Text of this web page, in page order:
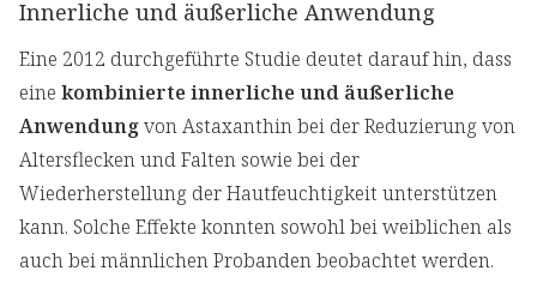
Innerliche und äußerliche Anwendung
Eine 2012 durchgeführte Studie deutet darauf hin, dass
eine kombinierte innerliche und äußerliche
Anwendungvon Astaxanthin bei der Reduzierung von
Altersflecken und Falten sowie bei der
Wiederherstellung der Hautfeuchtigkeit unterstützen
kann. Solche Effekte konnten sowohl bei weiblichen als
auch bei männlichen Probanden beobachtet werden.